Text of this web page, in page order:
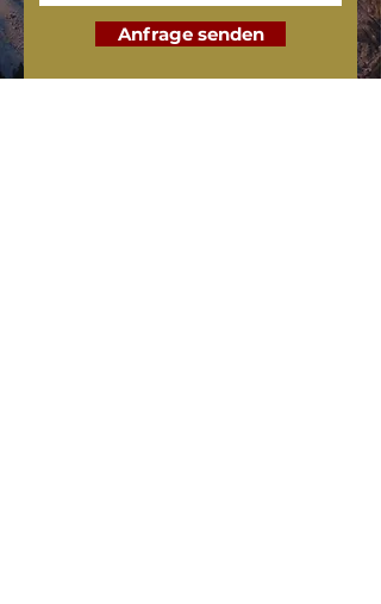
Anfrage senden